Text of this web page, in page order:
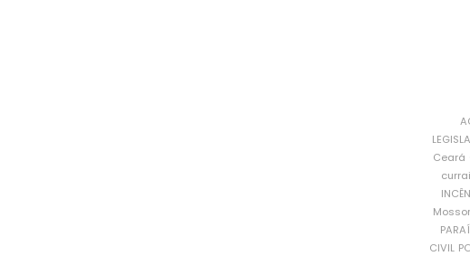
Ceará
CIVIL